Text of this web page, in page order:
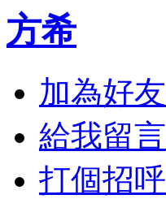
方希
加為好友
給我留言
打個招呼